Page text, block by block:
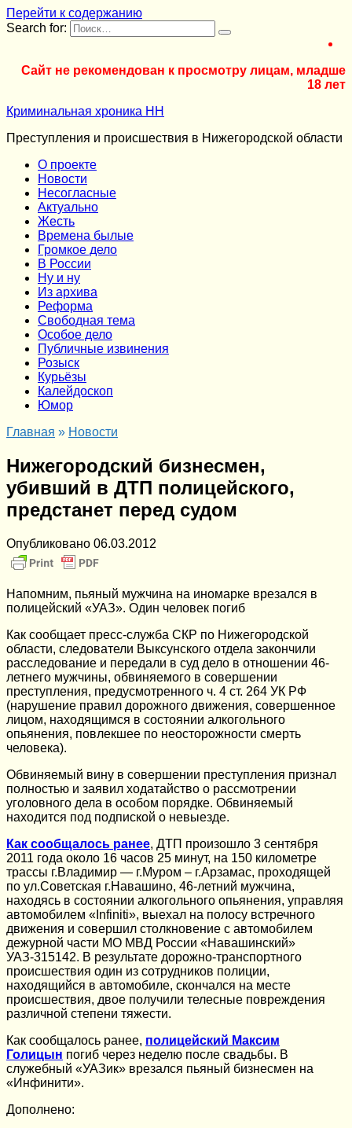
Перейти к содержанию
Search for:
Сайт не рекомендован к просмотру лицам, младше
18 лет
Криминальная хроника НН
Преступления и происшествия в Нижегородской области
О проекте
Новости
Несогласные
Актуально
Жесть
Времена былые
Громкое дело
В России
Ну и ну
Из архива
Реформа
Cвободная тема
Особое дело
Публичные извинения
Розыск
Курьёзы
Калейдоскоп
Юмор
Главная » Новости
Нижегородский бизнесмен,
убивший в ДТП полицейского,
предстанет перед судом
Опубликовано 06.03.2012
Напомним, пьяный мужчина на иномарке врезался в
полицейский «УАЗ». Один человек погиб
Как сообщает пресс-служба СКР по Нижегородской
области, следователи Выксунского отдела закончили
расследование и передали в суд дело в отношении 46-
летнего мужчины, обвиняемого в совершении
преступления, предусмотренного ч. 4 ст. 264 УК РФ
(нарушение правил дорожного движения, совершенное
лицом, находящимся в состоянии алкогольного
опьянения, повлекшее по неосторожности смерть
человека).
Обвиняемый вину в совершении преступления признал
полностью и заявил ходатайство о рассмотрении
уголовного дела в особом порядке. Обвиняемый
находится под подпиской о невыезде.
Как сообщалось ранее, ДТП произошло 3 сентября
2011 года около 16 часов 25 минут, на 150 километре
трассы г.Владимир — г.Муром – г.Арзамас, проходящей
по ул.Советская г.Навашино, 46-летний мужчина,
находясь в состоянии алкогольного опьянения, управляя
автомобилем «Infiniti», выехал на полосу встречного
движения и совершил столкновение с автомобилем
дежурной части МО МВД России «Навашинский»
УАЗ-315142. В результате дорожно-транспортного
происшествия один из сотрудников полиции,
находящийся в автомобиле, скончался на месте
происшествия, двое получили телесные повреждения
различной степени тяжести.
Как сообщалось ранее, полицейский Максим
Голицын погиб через неделю после свадьбы. В
служебный «УАЗик» врезался пьяный бизнесмен на
«Инфинити».
Дополнено: